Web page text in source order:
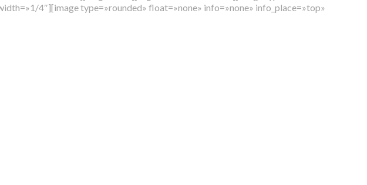
4″][image type=»rounded» float=»none» info=»none» info_place=»top»